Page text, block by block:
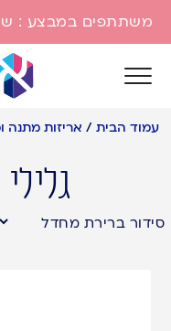
משתתפים במבצע :
עמוד הבית / אריזות מתנה